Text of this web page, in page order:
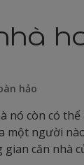
hảo
nó còn có
một người
căn nhà